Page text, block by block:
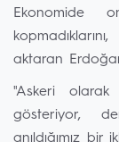
Ekonomide
aktaran
"Askeri olarak
gösteriyor,
anıldığımız bir